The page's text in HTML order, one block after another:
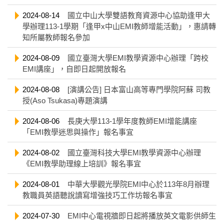
2024-08-14
國立中山大學雙語教育資源中心協助逢甲大
學辦理113-1學期「逢甲x中山EMI教師增能活動」，惠請轉
知所屬教師報名參加
2024-08-09
國立臺灣大學EMI教學資源中心辦理「跨校
EMI講座」，自即日起開放報名
2024-08-08
[演講公告] 日本富山高等專門學院阿蘇 司教
授(Aso Tsukasa)專題演講
2024-08-06
長庚大學113-1學年度教師EMI增能講座
「EMI教學迷思與操作」報名事宜
2024-08-02
國立臺灣科技大學EMI教學資源中心辦理
《EMI教學助理線上培訓》報名事宜
2024-08-01
中華大學觀光學院EMI中心於113年8月辦理
教職員英語聽說讀寫增強技巧工作坊報名事宜
2024-07-30
EMI中心電視牆即日起將播放英文電影供師生